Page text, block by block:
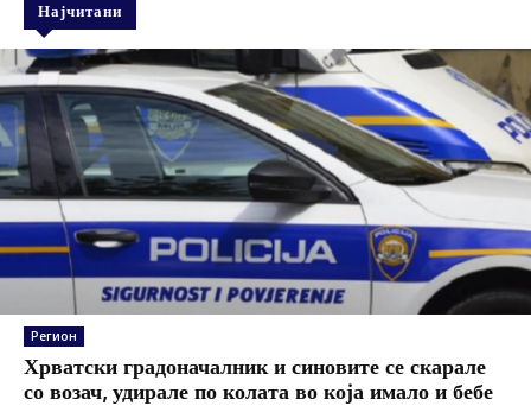
Најчитани
Регион
Хрватски градоначалник и синовите се скарале
со возач, удирале по колата во која имало и бебе